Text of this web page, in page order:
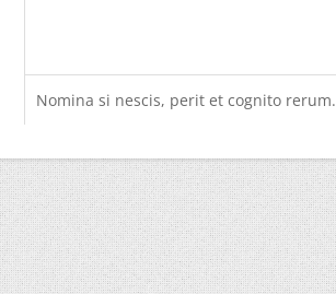
Nomina si nescis, perit et cognito rerum.